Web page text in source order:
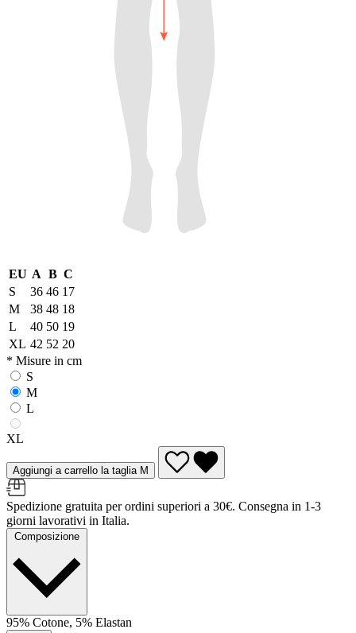
EU A B C
S
36 46 17
M
38 48 18
L
40 50 19
XL 42 52 20
* Misure in cm
S
M
L
XL
Aggiungi a carrello la taglia M
Spedizione gratuita per ordini superiori a 30€. Consegna in 1-3
giorni lavorativi in Italia.
Composizione
95% Cotone, 5% Elastan